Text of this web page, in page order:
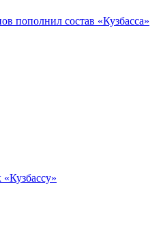
пополнил состав «Кузбасса»